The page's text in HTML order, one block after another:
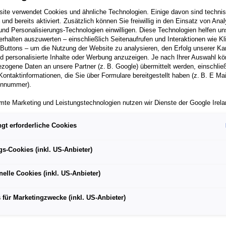
– Full Trottle, Café Racer und Desert Sled
vorgestellt
ersten Blick auf die neuen Modelle
ABS hebt das Sicherheitsniveau aller Modell weiter
geht weiter und das „Land of Joy“ wurde um drei
INTERMOT 2018 (Internationale Motorrad-, Roller-und E-
in Köln stattfindet, wurden alle drei neuen Scrambler
Racer und Desert Sled, der Weltöffentlichkeit präsentiert.
verwendet Cookies und ähnliche Technologien. Einige davon sind
und bereits aktiviert. Zusätzlich können Sie freiwillig in den Einsatz von
Personalisierungs-Technologien einwilligen. Diese Technologien helfen
auszuwerten – einschließlich Seitenaufrufen und Interaktionen wie
– um die Nutzung der Website zu analysieren, den Erfolg unserer
personalisierte Inhalte oder Werbung anzuzeigen. Je nach Ihrer Auswahl
Daten an unsere Partner (z. B. Google) übermittelt werden,
die Sie über Formulare bereitgestellt haben (z. B. E
Marketing und Leistungstechnologien nutzen wir Dienste der Google
Datenschutzniveau; staatliche Zugriffe und eingeschränkte
können nicht ausgeschlossen werden. Die Übermittlung
einen personalisierten Link auf unsere Website gelangen und Marketing
von dem Ihnen zugeordneten Händler bzw. im Falle eines Porsche
der jeweiligen Kampagne.
erforderliche Cookies
Cookies (inkl. US-Anbieter)
Cookies (inkl. US-Anbieter)
für Marketingzwecke (inkl. US-Anbieter)